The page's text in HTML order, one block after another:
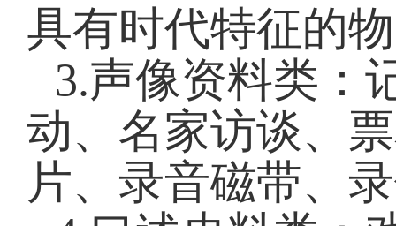
具有时代特征的
3.声像资料类：
动、名家访谈、
片、录音磁带、